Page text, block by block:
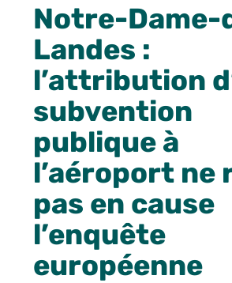
Notre-Dame-
Landes :
l’attribution
subvention
publique à
l’aéroport ne
pas en cause
l’enquête
européenne